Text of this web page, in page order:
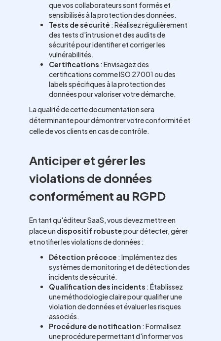
que vos collaborateurs sont formés et
sensibilisés à la protection des données.
Tests de sécurité : Réalisez régulièrement
des tests d'intrusion et des audits de
sécurité pour identifier et corriger les
vulnérabilités.
Certifications : Envisagez des
certifications comme ISO 27001 ou des
labels spécifiques à la protection des
données pour valoriser votre démarche.
La qualité de cette documentation sera
déterminante pour démontrer votre conformité et
celle de vos clients en cas de contrôle.
Anticiper et gérer les
violations de données
conformément au RGPD
En tant qu'éditeur SaaS, vous devez mettre en
place un dispositif robustepour détecter, gérer
et notifier les violations de données :
Détection précoce : Implémentez des
systèmes de monitoring et de détection des
incidents de sécurité.
Qualification des incidents : Établissez
une méthodologie claire pour qualifier une
violation de données et évaluer les risques
associés.
Procédure de notification : Formalisez
une procédure permettant d'informer vos